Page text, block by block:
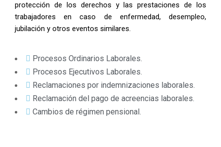
protección de los derechos y las prestaciones de los
trabajadores en caso de enfermedad, desempleo,
jubilación y otros eventos similares.
Procesos Ordinarios Laborales.
Procesos Ejecutivos Laborales.
Reclamaciones por indemnizaciones laborales.
Reclamación del pago de acreencias laborales.
Cambios de régimen pensional.